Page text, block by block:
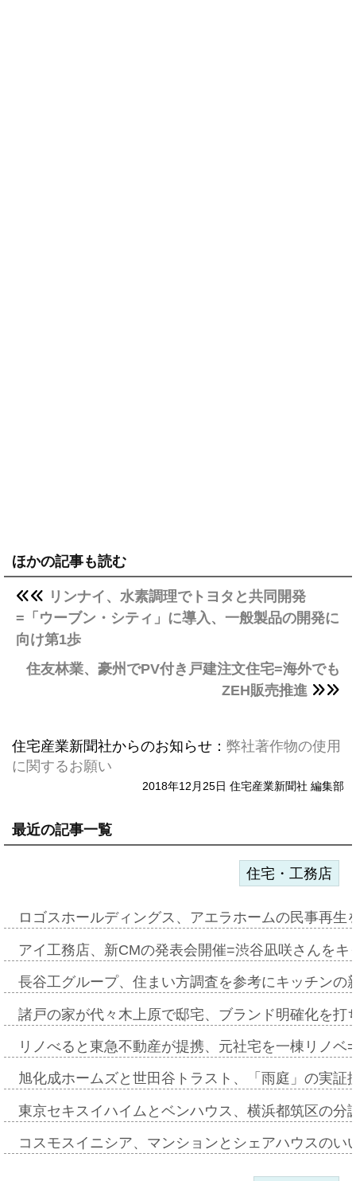
ほかの記事も読む
リンナイ、水素調理でトヨタと共同開発
=「ウーブン・シティ」に導入、一般製品の開発に
向け第1歩
住友林業、豪州でPV付き戸建注文住宅=海外でも
ZEH販売推進
住宅産業新聞社からのお知らせ： 弊社著作物の使用
に関するお願い
2018年12月25日 住宅産業新聞社 編集部
最近の記事一覧
住宅・工務店
ロゴスホールディングス、アエラホームの民事再
アイ工務店、新CMの発表会開催=渋谷凪咲さんを
長谷工グループ、住まい方調査を参考にキッチン
諸戸の家が代々木上原で邸宅、ブランド明確化を
リノべると東急不動産が提携、元社宅を一棟リノ
旭化成ホームズと世田谷トラスト、「雨庭」の実
東京セキスイハイムとベンハウス、横浜都筑区の
コスモスイニシア、マンションとシェアハウスの